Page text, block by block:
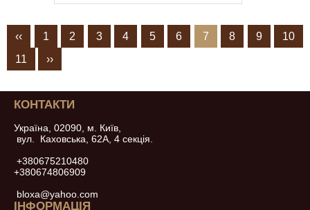
‹‹ 1 2 3 4 5 6 7 8 9
10
11
››
КОНТАКТИ
Україна, 02090, м. Київ,
вул. Каховська, 62А, 4 секція.
+380675210480
+380674806909
bloxa@yahoo.com
ІНФОРМАЦІЯ